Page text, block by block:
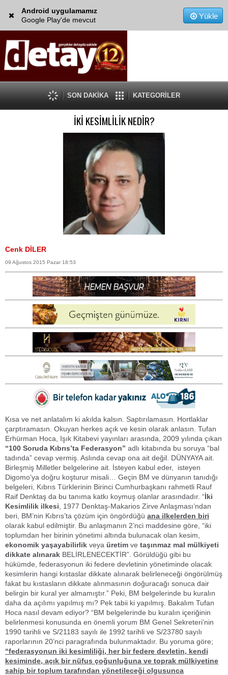
Android uygulamamız
Google Play'de mevcut
Yükle
SON DAKİKA KATEGORİLER
İKİ KESİMLİLİK NEDİR?
Cenk DİLER
09 Ağustos 2015 Pazar 18:53
Kısa ve net anlatalım ki akılda kalsın. Saptırılamasın. Hortlaklar
çarptıramasın. Okuyan herkes açık ve kesin olarak anlasın. Tufan
Erhürman Hoca, Işık Kitabevi yayınları arasında, 2009 yılında çıkan
“100 Soruda Kıbrıs’ta Federasyon” adlı kitabında bu soruya “bal
tadında” cevap vermiş. Aslında cevap ona ait değil. DÜNYAYA ait.
Birleşmiş Milletler belgelerine ait. İsteyen kabul eder, isteyen
Digomo’ya doğru koşturur misali… Geçin BM ve dünyanın tanıdığı
belgeleri, Kıbrıs Türklerinin Birinci Cumhurbaşkanı rahmetli Rauf
Raif Denktaş da bu tanıma katkı koymuş olanlar arasındadır. “İki
Kesimlilik ilkesi , 1977 Denktaş-Makarios Zirve Anlaşması’ndan
beri, BM’nin Kıbrıs’ta çözüm için öngördüğü ana ilkelerden biri
olarak kabul edilmiştir. Bu anlaşmanın 2’nci maddesine göre, “iki
toplumdan her birinin yönetimi altında bulunacak olan kesim,
ekonomik yaşayabilirlik veya üretim ve taşınmaz mal mülkiyeti
dikkate alınarak BELİRLENECEKTİR”. Görüldüğü gibi bu
hükümde, federasyonun iki federe devletinin yönetiminde olacak
kesimlerin hangi kıstaslar dikkate alınarak belirleneceği öngörülmüş
fakat bu kıstasların dikkate alınmasının doğuracağı sonuca dair
belirgin bir kural yer almamıştır.” Peki, BM belgelerinde bu kuralın
daha da açılımı yapılmış mı? Pek tabii ki yapılmış. Bakalım Tufan
Hoca nasıl devam ediyor? “BM belgelerinde bu kuralın içeriğinin
belirlenmesi konusunda en önemli yorum BM Genel Sekreteri’nin
1990 tarihli ve S/21183 sayılı ile 1992 tarihli ve S/23780 sayılı
raporlarının 20’nci paragrafında bulunmaktadır. Bu yoruma göre;
“federasyonun iki kesimliliği, her bir federe devletin, kendi
kesiminde, açık bir nüfus çoğunluğuna ve toprak mülkiyetine
sahip bir toplum tarafından yönetileceği olgusunca